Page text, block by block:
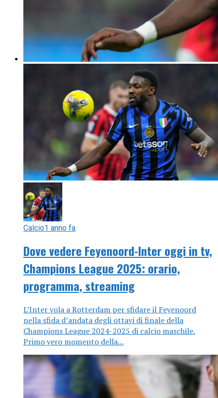
Calcio1 anno fa
Dove vedere Feyenoord-Inter oggi in tv,
Champions League 2025: orario,
programma, streaming
L’Inter vola a Rotterdam per sfidare il Feyenoord
nella sfida d’andata degli ottavi di finale della
Champions League 2024-2025 di calcio maschile.
Primo vero momento della...